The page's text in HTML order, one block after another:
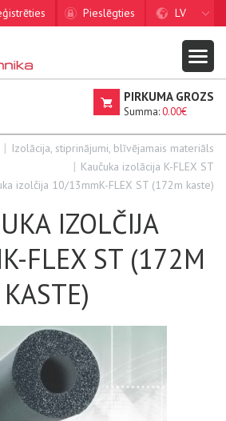
Pieslēgties LV
PIRKUMA GROZS
Summa:0.00€
Izolācija, stiprinājumi, blīvējamais materiāls
Kaučuka izolācija K-FLEX ST
izolčija 10/13mmK-FLEX ST (172m kaste)
IZOLČIJA
FLEX ST (172M
KASTE)